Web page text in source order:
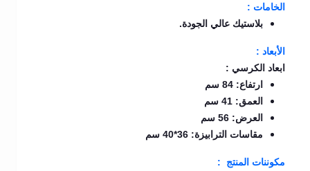
الخامات :
بلاستيك عالي الجودة.
الأبعاد :
ابعاد الكرسي :
ارتفاع: 84 سم
العمق: 41 سم
العرض: 56 سم
مقاسات الترابيزة: 36*40 سم
مكوننات المنتج :